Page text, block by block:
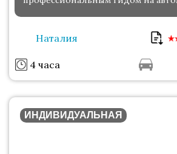
Наталия
4 часа
ИНДИВИДУАЛЬНАЯ